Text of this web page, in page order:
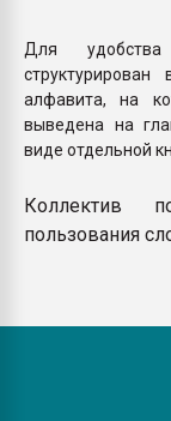
Для удобства
алфавита, на
выведена на
виде отдельной
Коллектив
пользования